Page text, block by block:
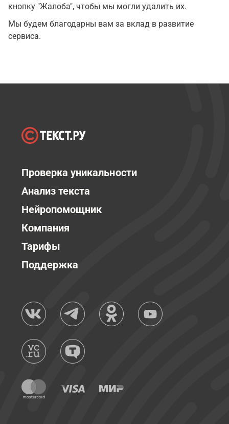
кнопку "Жалоба", чтобы мы могли удалить их.
Мы будем благодарны вам за вклад в развитие
сервиса.
Проверка уникальности
Анализ текста
Нейропомощник
Компания
Тарифы
Поддержка